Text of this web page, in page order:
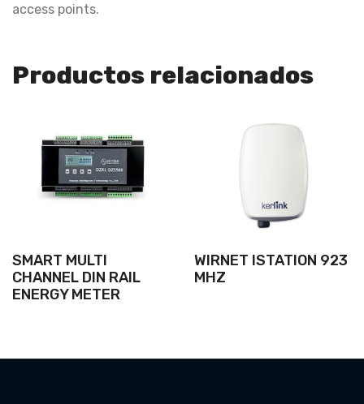
access points.
Productos relacionados
SMART MULTI
CHANNEL DIN RAIL
ENERGY METER
WIRNET ISTATION 923
MHZ